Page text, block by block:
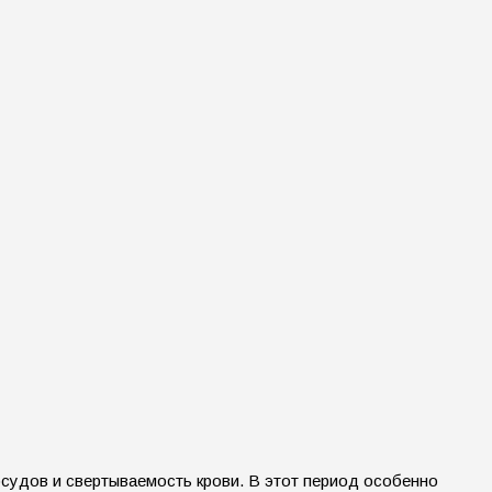
и свертываемость крови. В этот период особенно